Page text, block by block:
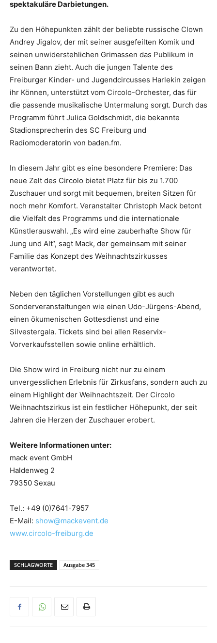
spektakuläre Darbietungen.
Zu den Höhepunkten zählt der beliebte russische Clown
Andrey Jigalov, der mit seiner ausgefeilten Komik und
seinen unwiderstehlichen Grimassen das Publikum in
seinen Bann zieht. Auch die jungen Talente des
Freiburger Kinder- und Jugendcircusses Harlekin zeigen
ihr Können, unterstützt vom Circolo-Orchester, das für
die passende musikalische Untermalung sorgt. Durch das
Programm führt Julica Goldschmidt, die bekannte
Stadionsprecherin des SC Freiburg und
Radiomoderatorin von baden.fm.
In diesem Jahr gibt es eine besondere Premiere: Das
neue Zelt des Circolo bietet Platz für bis zu 1.700
Zuschauer und sorgt mit bequemen, breiten Sitzen für
noch mehr Komfort. Veranstalter Christoph Mack betont
die Vielfalt des Programms und die internationale
Künstlerauswahl. „Es wird eine zauberhafte Show für
Jung und Alt“, sagt Mack, der gemeinsam mit seiner
Familie das Konzept des Weihnachtszirkusses
verantwortet.
Neben den täglichen Vorstellungen gibt es auch
Sonderveranstaltungen wie einen Udo-Jürgens-Abend,
einen ökumenischen Gottesdienst und eine
Silvestergala. Tickets sind bei allen Reservix-
Vorverkaufsstellen sowie online erhältlich.
Die Show wird in Freiburg nicht nur zu einem
unvergesslichen Erlebnis für Zirkusfans, sondern auch zu
einem Highlight der Weihnachtszeit. Der Circolo
Weihnachtszirkus ist ein festlicher Höhepunkt, der seit
Jahren die Herzen der Zuschauer erobert.
Weitere Informationen unter:
mack event GmbH
Haldenweg 2
79350 Sexau
Tel.: +49 (0)7641-7957
E-Mail: show@mackevent.de
www.circolo-freiburg.de
SCHLAGWORTE Ausgabe 345